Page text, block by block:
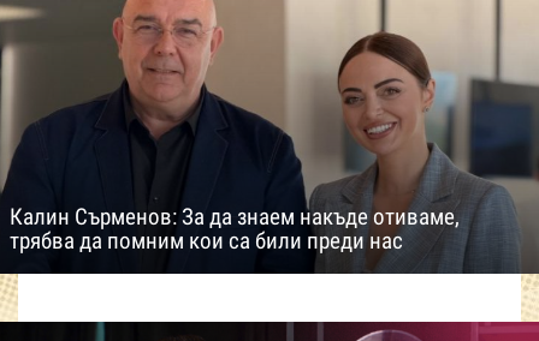
Калин Сърменов: За да знаем накъде отиваме,
трябва да помним кои са били преди нас